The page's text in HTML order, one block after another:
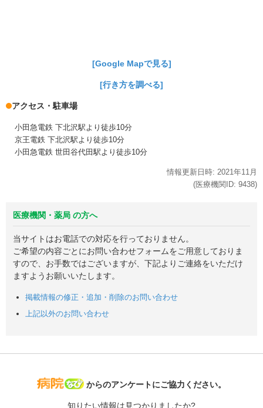
[Google Mapで見る]
[行き方を調べる]
アクセス・駐車場
小田急電鉄 下北沢駅より徒歩10分
京王電鉄 下北沢駅より徒歩10分
小田急電鉄 世田谷代田駅より徒歩10分
情報更新日時: 2021年11月
(医療機関ID: 9438)
医療機関・薬局 の方へ
当サイトはお電話での対応を行っておりません。
ご希望の内容ごとにお問い合わせフォームをご用意しておりま
すので、お手数ではございますが、下記よりご連絡をいただけ
ますようお願いいたします。
掲載情報の修正・追加・削除のお問い合わせ
上記以外のお問い合わせ
病院なび
からのアンケートにご協力ください。
知りたい情報は見つかりましたか?